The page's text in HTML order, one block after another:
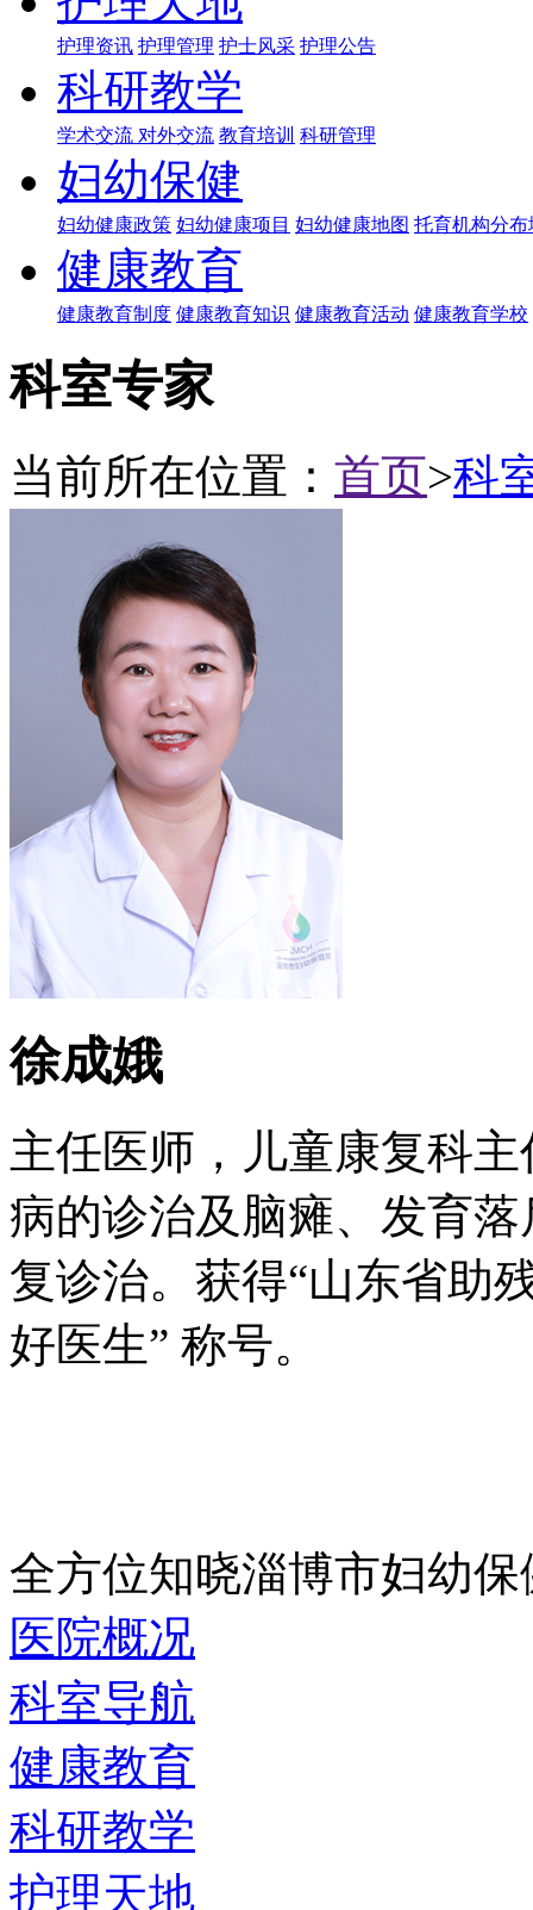
护理资讯 护理管理 护士风采 护理公告
科研教学
学术交流 对外交流 教育培训 科研管理
妇幼保健
妇幼健康政策 妇幼健康项目 妇幼健康地图 托育机构分布
健康教育
健康教育制度 健康教育知识 健康教育活动 健康教育学校
科室专家
当前所在位置： 首页>科
徐成娥
主任医师，儿童康复科
病的诊治及脑瘫、发育
复诊治。获得“山东省助
好医生” 称号。
全方位知晓淄博市妇幼
医院概况
科室导航
健康教育
科研教学
护理天地